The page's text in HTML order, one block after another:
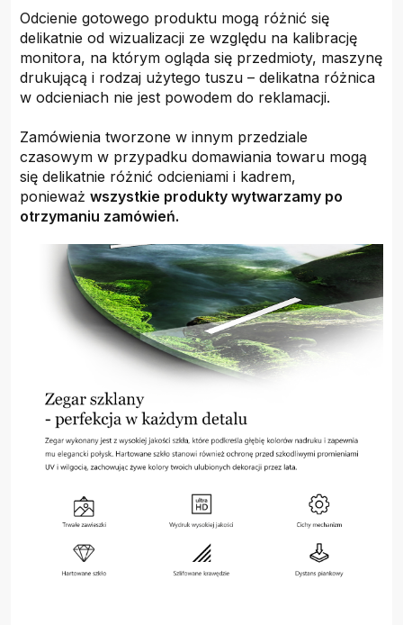
Odcienie gotowego produktu mogą różnić się
delikatnie od wizualizacji ze względu na kalibrację
monitora, na którym ogląda się przedmioty, maszynę
drukującą i rodzaj użytego tuszu – delikatna różnica
w odcieniach nie jest powodem do reklamacji.
Zamówienia tworzone w innym przedziale
czasowym w przypadku domawiania towaru mogą
się delikatnie różnić odcieniami i kadrem,
ponieważ wszystkie produkty wytwarzamy po
otrzymaniu zamówień.